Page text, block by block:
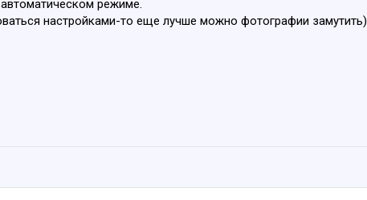
режиме.
настройками-то еще лучше можно фотографии замутить)